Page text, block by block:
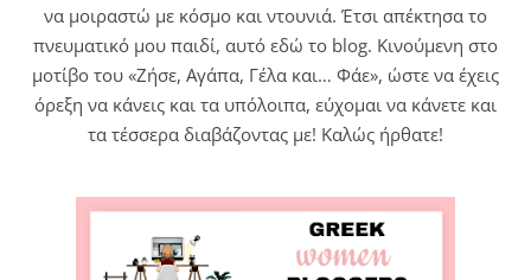
να μοιραστώ με κόσμο και ντουνιά. Έτσι απέκτησα το
πνευματικό μου παιδί, αυτό εδώ το blog. Κινούμενη στο
μοτίβο του «Ζήσε, Αγάπα, Γέλα και… Φάε», ώστε να έχεις
όρεξη να κάνεις και τα υπόλοιπα, εύχομαι να κάνετε και
τα τέσσερα διαβάζοντας με! Καλώς ήρθατε!